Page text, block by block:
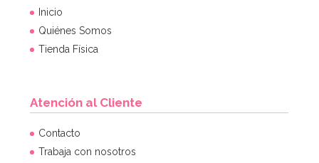
Inicio
Quiénes Somos
Tienda Física
Atención al Cliente
Contacto
Trabaja con nosotros